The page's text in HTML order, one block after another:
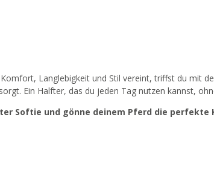
Langlebigkeit und Stil vereint, triffst du mit
Ein Halfter, das du jeden Tag nutzen kannst,
Softie und gönne deinem Pferd die